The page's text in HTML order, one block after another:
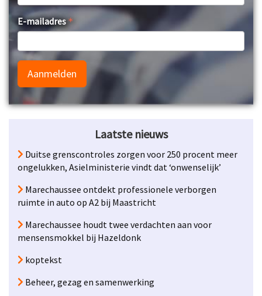
E-mailadres
Aanmelden
Laatste nieuws
Duitse grenscontroles zorgen voor 250 procent meer
ongelukken, Asielministerie vindt dat ‘onwenselijk’
Marechaussee ontdekt professionele verborgen
ruimte in auto op A2 bij Maastricht
Marechaussee houdt twee verdachten aan voor
mensensmokkel bij Hazeldonk
koptekst
Beheer, gezag en samenwerking